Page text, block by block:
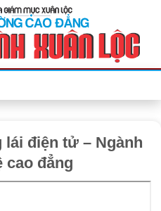
lái điện tử – Ngành
cao đẳng